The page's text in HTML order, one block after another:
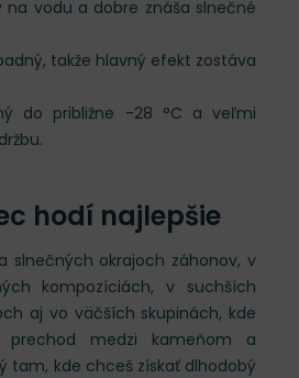
na vodu a dobre znáša slnečné
takže hlavný efekt zostáva
do približne -28 °C a veľmi
hodí najlepšie
slnečných okrajoch záhonov, v
kompozíciách, v suchších
aj vo väčších skupinách, kde
prechod medzi kameňom a
tam, kde chceš získať dlhodobý